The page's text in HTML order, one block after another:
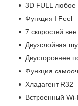
3D FULL любое
Функция I Feel
7 скоростей
Двухслойная
Двустороннее
Функция
Хладагент R32
Встроенный